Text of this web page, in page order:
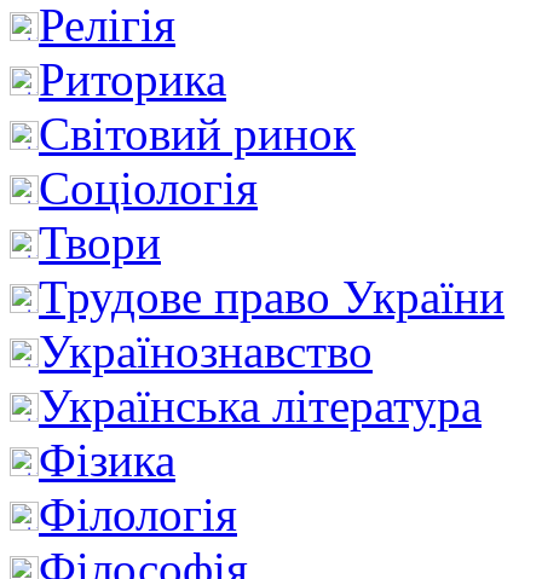
Релігія
Риторика
Світовий ринок
Соціологія
Твори
Трудове право України
Українознавство
Українська література
Фізика
Філологія